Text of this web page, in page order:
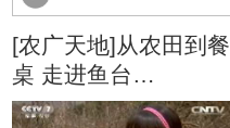
[农广天地]从农田到餐
桌 走进鱼台
(20160225)